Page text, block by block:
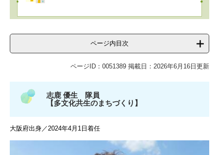
ページ内目次
ページID：0051389 掲載日：2026年6月16日更新
志鹿 優生 隊員
【多文化共生のまちづくり】
大阪府出身／2024年4月1日着任